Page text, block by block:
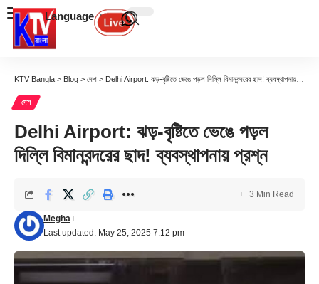
Language
KTV Bangla > Blog > দেশ > Delhi Airport: ঝড়-বৃষ্টিতে ভেঙে পড়ল দিল্লি বিমানবন্দরের ছাদ! ব্যবস্থাপনায় প্রশ্ন
দেশ
Delhi Airport: ঝড়-বৃষ্টিতে ভেঙে পড়ল
দিল্লি বিমানবন্দরের ছাদ! ব্যবস্থাপনায় প্রশ্ন
Last updated: May 25, 2025 7:12 pm
Megha
3 Min Read